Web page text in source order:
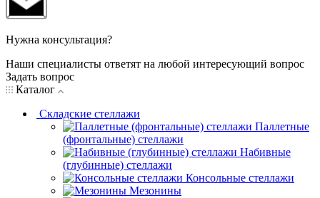
Нужна консультация?
Наши специалисты ответят на любой интересующий вопрос
Задать вопрос
Каталог
Складские стеллажи
Паллетные
(фронтальные) стеллажи
Набивные
(глубинные) стеллажи
Консольные стеллажи
Мезонины